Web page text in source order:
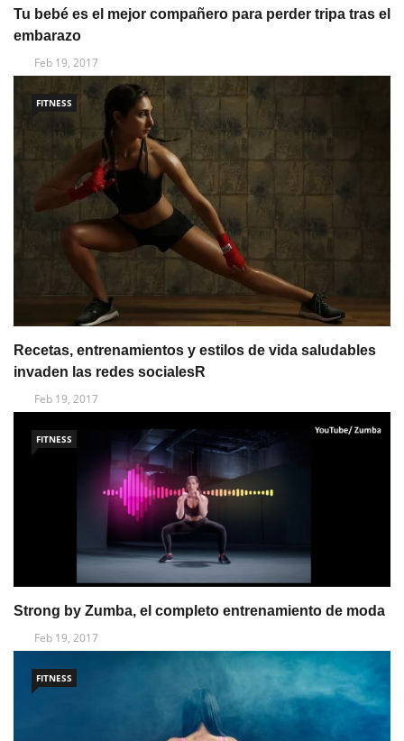
Tu bebé es el mejor compañero para perder tripa tras el
embarazo
Feb 19, 2017
FITNESS
Recetas, entrenamientos y estilos de vida saludables
invaden las redes socialesR
Feb 19, 2017
FITNESS
Strong by Zumba, el completo entrenamiento de moda
Feb 19, 2017
FITNESS